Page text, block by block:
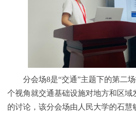
分会场8是“交通”主题下的第二
个视角就交通基础设施对地方和区域
的讨论，该分会场由人民大学的石慧